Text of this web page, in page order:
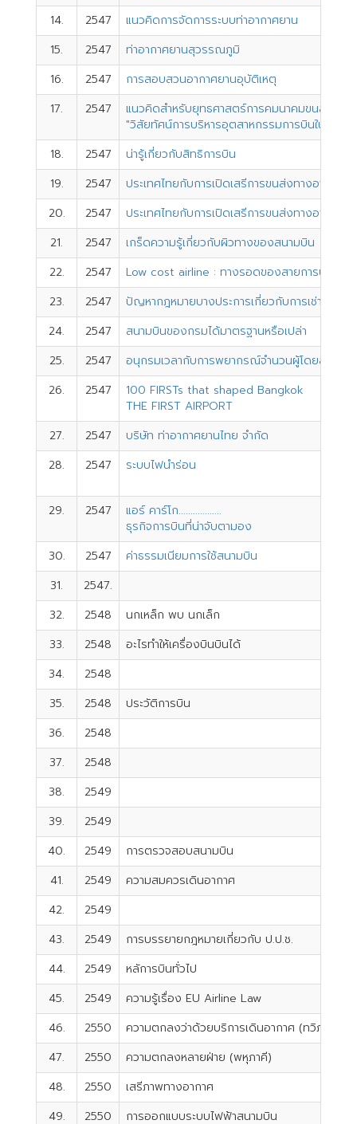
14.
2547
แนวคิดการจัดการระบบท่าอากาศยาน
15.
2547
ท่าอากาศยานสุวรรณภูมิ
16.
2547
การสอบสวนอากาศยานอุบัติเหตุ
17.
2547
แนวคิดสำหรับยุทธศาสตร์การคมนาคมขนส่ง
"วิสัยทัศน์การบริหารอุตสาหกรรมการบินในยุคเปิ
18.
2547
น่ารู้เกี่ยวกับสิทธิการบิน
19.
2547
ประเทศไทยกับการเปิดเสรีการขนส่งทางอากาศ
20.
2547
ประเทศไทยกับการเปิดเสรีการขนส่งทางอากาศ
21.
2547
เกร็ดความรู้เกี่ยวกับผิวทางของสนามบิน
22.
2547
Low cost airline : ทางรอดของสายการบินจริง
23.
2547
ปัญหากฎหมายบางประการเกี่ยวกับการเช่าอากา
24.
2547
สนามบินของกรมได้มาตรฐานหรือเปล่า
25.
2547
อนุกรมเวลากับการพยากรณ์จำนวนผู้โดยสาร ณ
26.
2547
100 FIRSTs that shaped Bangkok
THE FIRST AIRPORT
27.
2547
บริษัท ท่าอากาศยานไทย จำกัด
28.
2547 ระบบไฟนำร่อน
29. 2547
แอร์ คาร์โก..................
ธุรกิจการบินที่น่าจับตามอง
30.
2547
ค่าธรรมเนียมการใช้สนามบิน
31.
2547.
32.
2548
นกเหล็ก พบ นกเล็ก
33.
2548
อะไรทำให้เครื่องบินบินได้
34.
2548
35.
2548
ประวัติการบิน
36.
2548
37.
2548
38.
2549
39.
2549
40.
2549
การตรวจสอบสนามบิน
41.
2549
ความสมควรเดินอากาศ
42.
2549
43.
2549
การบรรยายกฎหมายเกี่ยวกับ ป.ป.ช.
44.
2549
หลัการบินทั่วไป
45.
2549
ความรู้เรื่อง EU Airline Law
46.
2550
ความตกลงว่าด้วยบริการเดินอากาศ (ทวิภาคี)
47.
2550
ความตกลงหลายฝ่าย (พหุภาคี)
48.
2550
เสรีภาพทางอากาศ
49.
2550
การออกแบบระบบไฟฟ้าสนามบิน